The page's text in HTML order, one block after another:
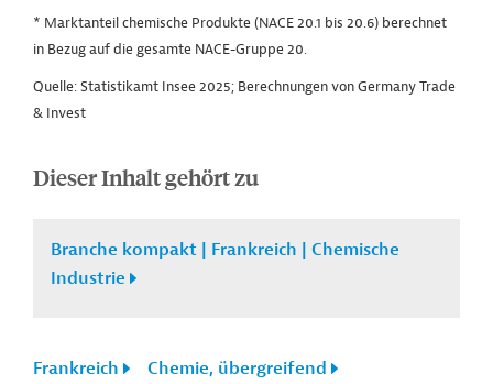
* Marktanteil chemische Produkte (NACE 20.1 bis 20.6) berechnet
in Bezug auf die gesamte NACE-Gruppe 20.
Quelle: Statistikamt Insee 2025; Berechnungen von Germany Trade
& Invest
Dieser Inhalt gehört zu
Branche kompakt | Frankreich | Chemische
Industrie
Frankreich
Chemie, übergreifend